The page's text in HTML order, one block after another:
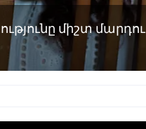
միշտ մարդու